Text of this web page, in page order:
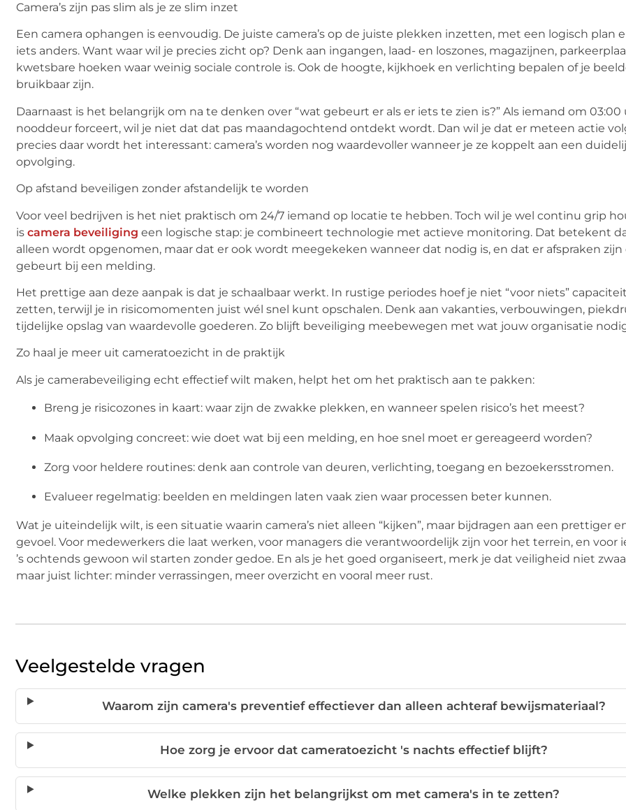
Camera’s zijn pas slim als je ze slim inzet
Een camera ophangen is eenvoudig. De juiste camera’s op de juiste plekken inzetten, met een logisch plan
iets anders. Want waar wil je precies zicht op? Denk aan ingangen, laad- en loszones, magazijnen,
kwetsbare hoeken waar weinig sociale controle is. Ook de hoogte, kijkhoek en verlichting bepalen of je
bruikbaar zijn.
Daarnaast is het belangrijk om na te denken over “wat gebeurt er als er iets te zien is?” Als iemand om 03:00
nooddeur forceert, wil je niet dat dat pas maandagochtend ontdekt wordt. Dan wil je dat er meteen actie
precies daar wordt het interessant: camera’s worden nog waardevoller wanneer je ze koppelt aan een
opvolging.
Op afstand beveiligen zonder afstandelijk te worden
Voor veel bedrijven is het niet praktisch om 24/7 iemand op locatie te hebben. Toch wil je wel continu grip
is camera beveiliging een logische stap: je combineert technologie met actieve monitoring. Dat betekent
alleen wordt opgenomen, maar dat er ook wordt meegekeken wanneer dat nodig is, en dat er afspraken zijn
gebeurt bij een melding.
Het prettige aan deze aanpak is dat je schaalbaar werkt. In rustige periodes hoef je niet “voor niets”
zetten, terwijl je in risicomomenten juist wél snel kunt opschalen. Denk aan vakanties, verbouwingen,
tijdelijke opslag van waardevolle goederen. Zo blijft beveiliging meebewegen met wat jouw organisatie
Zo haal je meer uit cameratoezicht in de praktijk
Als je camerabeveiliging echt effectief wilt maken, helpt het om het praktisch aan te pakken:
Breng je risicozones in kaart: waar zijn de zwakke plekken, en wanneer spelen risico’s het meest?
Maak opvolging concreet: wie doet wat bij een melding, en hoe snel moet er gereageerd worden?
Zorg voor heldere routines: denk aan controle van deuren, verlichting, toegang en bezoekersstromen.
Evalueer regelmatig: beelden en meldingen laten vaak zien waar processen beter kunnen.
Wat je uiteindelijk wilt, is een situatie waarin camera’s niet alleen “kijken”, maar bijdragen aan een prettiger
gevoel. Voor medewerkers die laat werken, voor managers die verantwoordelijk zijn voor het terrein, en voor
’s ochtends gewoon wil starten zonder gedoe. En als je het goed organiseert, merk je dat veiligheid niet
maar juist lichter: minder verrassingen, meer overzicht en vooral meer rust.
Veelgestelde vragen
Waarom zijn camera's preventief effectiever dan alleen achteraf bewijsmateriaal?
Hoe zorg je ervoor dat cameratoezicht 's nachts effectief blijft?
Welke plekken zijn het belangrijkst om met camera's in te zetten?